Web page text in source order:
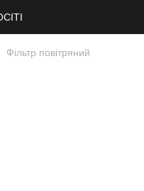
Фільтр повітряний